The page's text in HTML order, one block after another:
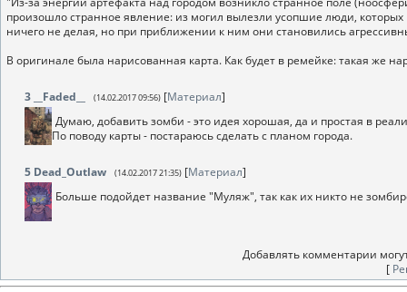
произошло странное явление: из могил вылезли усопшие люди,
ничего не делая, но при приближении к ним они становились
В оригинале была нарисованная карта. Как будет в ремейке: такая же
3 __Faded__ (14.02.2017 09:56) [Материал]
Думаю, добавить зомби - это идея хорошая, да и простая в
По поводу карты - постараюсь сделать с планом города.
5 Dead_Outlaw (14.02.2017 21:35) [Материал]
Больше подойдет название "Муляж", так как их никто не
Добавлять комментарии
[